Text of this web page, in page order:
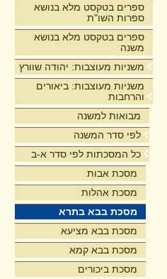
ספרים בטקסט מלא בנושא
ספרות השו"ת
ספרים בטקסט מלא בנושא
משנה
משניות מעוצבות: יהודה שוורץ
משניות מעוצבות: ביאורים
והרחבות
מבואות למשנה
לפי סדר המשנה
כל המסכתות לפי סדר א-ב
מסכת אבות
מסכת אהלות
מסכת בבא בתרא
מסכת בבא מציעא
מסכת בבא קמא
מסכת ביכורים